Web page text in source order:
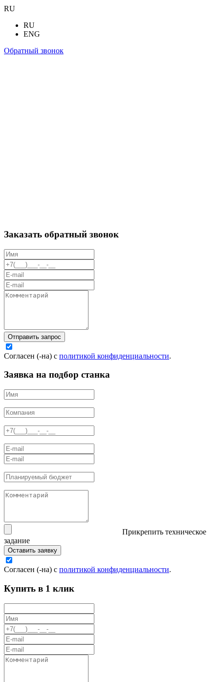
RU
RU
ENG
Обратный звонок
Заказать обратный звонок
Отправить запрос
Согласен (-на) с политикой конфиденциальности.
Заявка на подбор станка
Прикрепить техническое
задание
Оставить заявку
Согласен (-на) с политикой конфиденциальности.
Купить в 1 клик